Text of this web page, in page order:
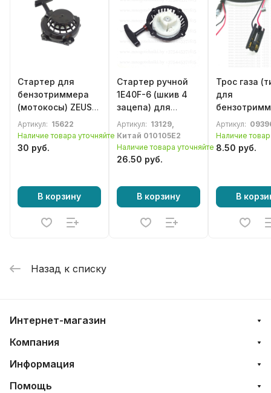
Стартер для
бензотриммера
(мотокосы) ZEUS
PNBC 620 P
(1E48F-5) в сборе
Артикул: 15622
Наличие товара уточняйте
30 руб.
В корзину
Стартер ручной
1E40F-6 (шкив 4
зацепа) для
бензотриммера,
мотокосы Makita
Robin NB411 CG411
RBC411,
Артикул: 13129,
Китай 010105Е2
Наличие товара уточняйте
26.50 руб.
В корзину
Трос газа
для
бензокосы
62сс. с
Артикул:
Наличие
8.50 руб.
В
Назад к списку
Интернет-магазин
Компания
Информация
Помощь